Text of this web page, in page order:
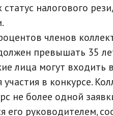
налогового
членов
превышать 35
лица могут входить
в конкурсе.
не более одной
его руководителем,